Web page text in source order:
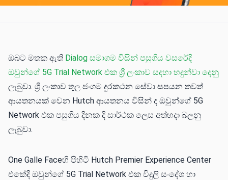
ඔබට මතක ඇති Dialog සමාගම විසින් පසුගිය වසරේදි
ඔවුන්ගේ 5G Trial Network එක ශ්‍රී ලංකාව සදහා හදුන්වා දෙනු
ලැබුවා. ශ්‍රී ලංකාව තුල ජංගම දුරකථන සේවා සපයන තවත්
ආයතනයක් වෙන Hutch ආයතනය විසින් ද ඔවුන්ගේ 5G
Network එක පසුගිය දිනක දි සාර්ථක ලෙස අත්හදා බලනු
ලැබුවා.
One Galle Faceහි පිහිටි Hutch Premier Experience Center
එකේදි ඔවුන්ගේ 5G Trial Network එක විදුලි සංදේශ හා